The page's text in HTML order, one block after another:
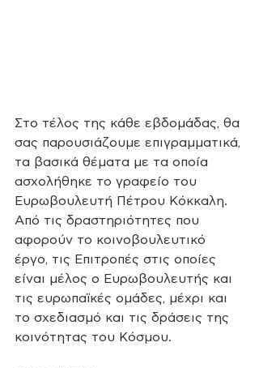
Στο τέλος της κάθε εβδομάδας, θα
σας παρουσιάζουμε επιγραμματικά,
τα βασικά θέματα με τα οποία
ασχολήθηκε το γραφείο του
Ευρωβουλευτή Πέτρου Κόκκαλη.
Από τις δραστηριότητες που
αφορούν το κοινοβουλευτικό
έργο, τις Επιτροπές στις οποίες
είναι μέλος ο Ευρωβουλευτής και
τις ευρωπαϊκές ομάδες, μέχρι και
το σχεδιασμό και τις δράσεις της
κοινότητας του Κόσμου.